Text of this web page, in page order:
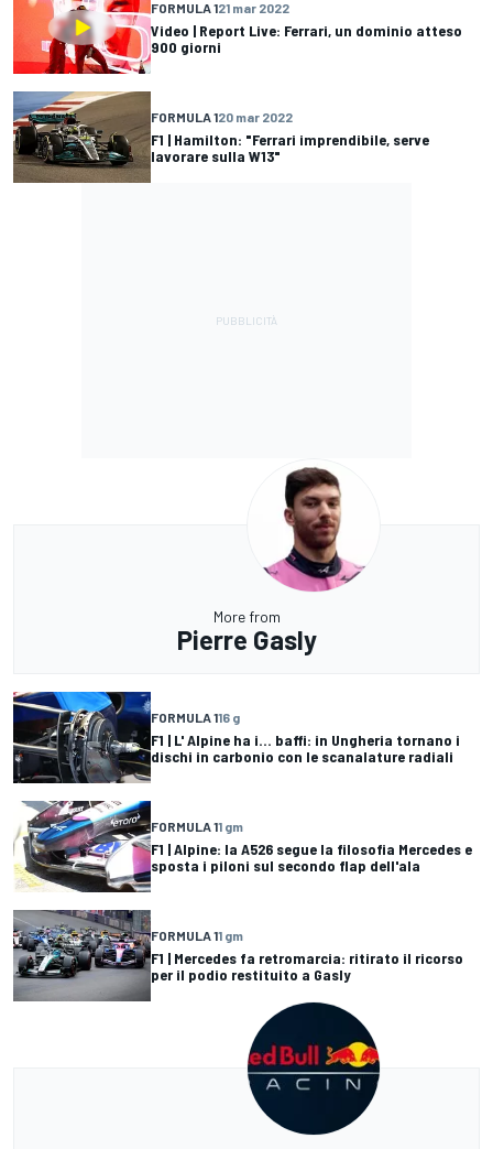
FORMULA 121 mar 2022
Video | Report Live: Ferrari, un dominio atteso
900 giorni
FORMULA 120 mar 2022
F1 | Hamilton: "Ferrari imprendibile, serve
lavorare sulla W13"
More from
Pierre Gasly
FORMULA 116 g
F1 | L' Alpine ha i... baffi: in Ungheria tornano i
dischi in carbonio con le scanalature radiali
FORMULA 11 gm
F1 | Alpine: la A526 segue la filosofia Mercedes e
sposta i piloni sul secondo flap dell'ala
FORMULA 11 gm
F1 | Mercedes fa retromarcia: ritirato il ricorso
per il podio restituito a Gasly